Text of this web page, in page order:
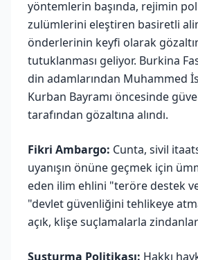
yöntemlerin başında, rejimin
zulümlerini eleştiren basiretli
önderlerinin keyfi olarak
tutuklanması geliyor. Burkina
din adamlarından Muhammed
Kurban Bayramı öncesinde
tarafından gözaltına alındı.
Fikri Ambargo: Cunta, sivil
uyanışın önüne geçmek için
eden ilim ehlini "teröre destek
"devlet güvenliğini tehlikeye
açık, klişe suçlamalarla
Susturma Politikası: Hakkı